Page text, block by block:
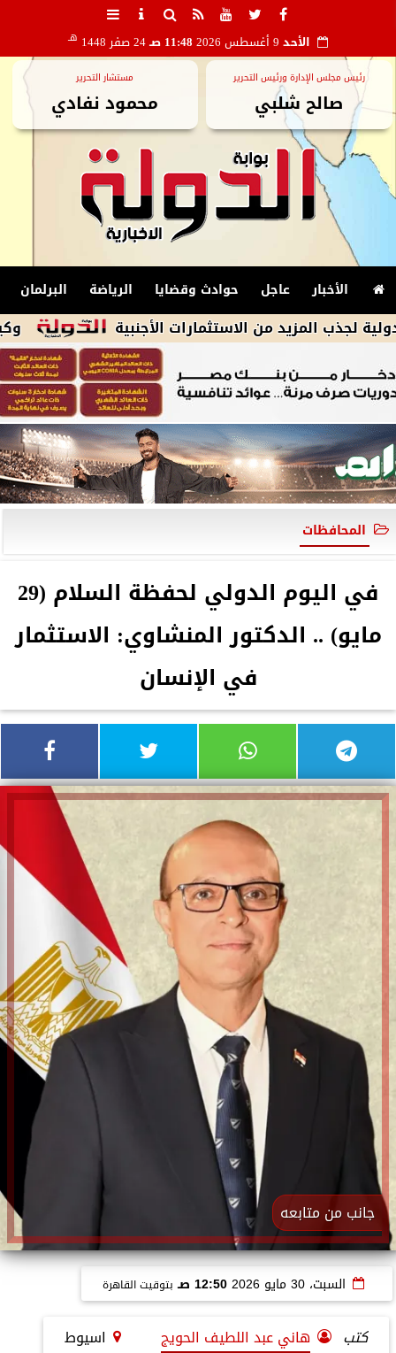
الأحد 11:48 صـ 24 صفر 1448 هـ
رئيس مجلس الإدارة ورئيس التحرير
صالح شلبي
مستشار التحرير
محمود نفادي
الأخبار عاجل حوادث وقضايا الرياضة البرلمان
وكيل من الاستثمارات الأجنبية
المحافظات
في اليوم الدولي لحفظة السلام (29
مايو) .. الدكتور المنشاوي: الاستثمار
في الإنسان
جانب من متابعه
السبت، 30 مايو 2026 12:50 صـ بتوقيت القاهرة
كتب هاني عبد اللطيف الحويج
اسيوط